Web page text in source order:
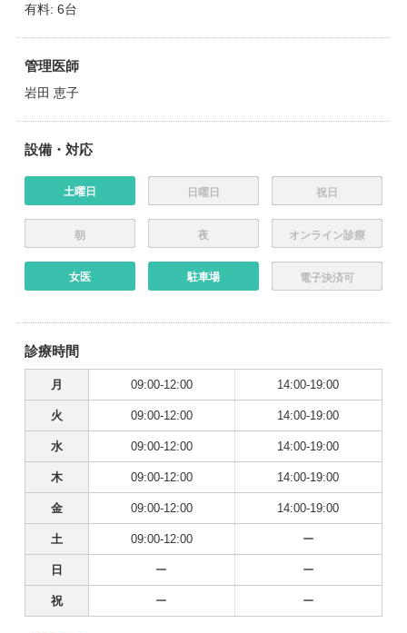
有料: 6台
管理医師
岩田 恵子
設備・対応
土曜日 日曜日 祝日
朝 夜 オンライン診療
女医 駐車場 電子決済可
診療時間
月 09:00-12:00 14:00-19:00
火 09:00-12:00 14:00-19:00
水 09:00-12:00 14:00-19:00
木 09:00-12:00 14:00-19:00
金 09:00-12:00 14:00-19:00
土 09:00-12:00 ー
日 ー ー
祝 ー ー